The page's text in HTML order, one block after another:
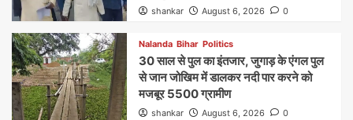
shankar August 6, 2026 0
Nalanda Bihar Politics
30 साल से पुल का इंतजार, जुगाड़ के एंगल पुल
से जान जोखिम में डालकर नदी पार करने को
मजबूर 5500 ग्रामीण
shankar August 6, 2026 0